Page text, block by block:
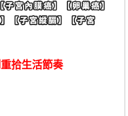
拾生活節奏